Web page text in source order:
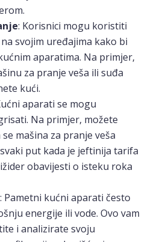
: Korisnici mogu koristiti
svojim uređajima kako bi
aparatima. Na primjer,
za pranje veša ili suđa
kući.
aparati se mogu
Na primjer, možete
mašina za pranje veša
put kada je jeftinija tarifa
obavijesti o isteku roka
: Pametni kućni aparati često
energije ili vode. Ovo vam
i analizirate svoju